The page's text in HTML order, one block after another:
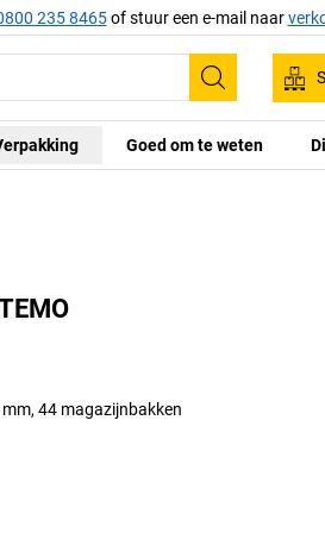
235 8465of stuur een e-mail naar
Zoeken
Goed om te weten
44 magazijnbakken